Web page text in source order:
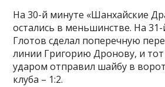
На 30-й минуте «Шанхайские
остались в меньшинстве. На
Глотов сделал поперечную
линии Григорию Дронову, и
ударом отправил шайбу в
клуба – 1:2.